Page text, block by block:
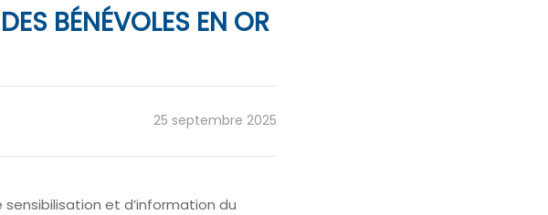
BÉNÉVOLES EN OR
25 septembre 2025
sensibilisation et d’information du